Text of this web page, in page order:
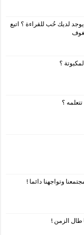
لديك حُب للقراءة ؟ اتبع
؟
طال الزمن !